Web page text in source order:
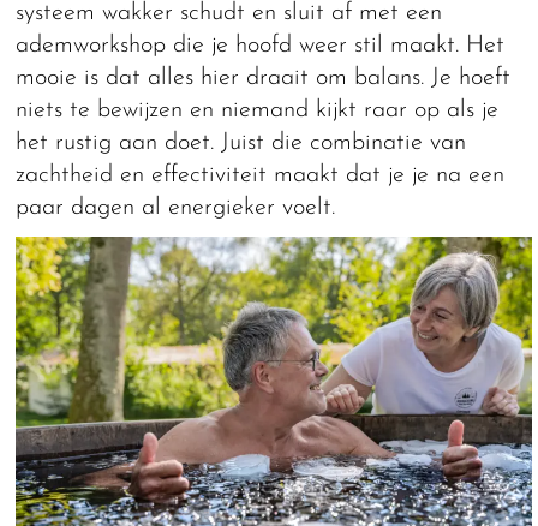
systeem wakker schudt en sluit af met een
ademworkshop die je hoofd weer stil maakt. Het
mooie is dat alles hier draait om balans. Je hoeft
niets te bewijzen en niemand kijkt raar op als je
het rustig aan doet. Juist die combinatie van
zachtheid en effectiviteit maakt dat je je na een
paar dagen al energieker voelt.